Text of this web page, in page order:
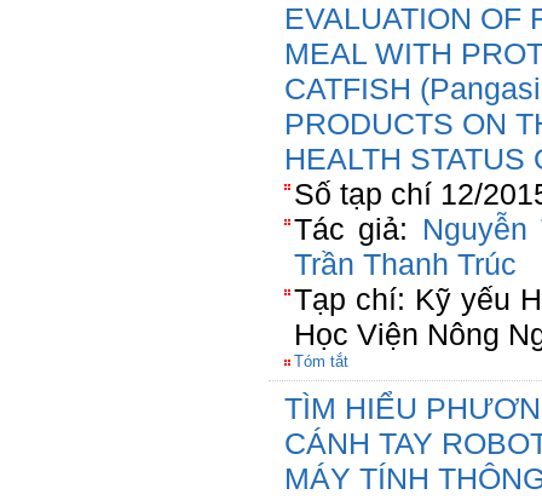
EVALUATION OF
MEAL WITH
CATFISH
PRODUCTS ON
HEALTH
Số tạp chí 12/
Tác giả: Nguyễn
Trần Thanh Trúc
Tạp chí: Kỹ yếu
Học Viện Nông
Tóm tắt
TÌM HIỂU
CÁNH TAY
MÁY TÍNH